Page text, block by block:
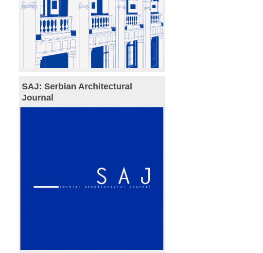
SAJ: Serbian Architectural
Journal